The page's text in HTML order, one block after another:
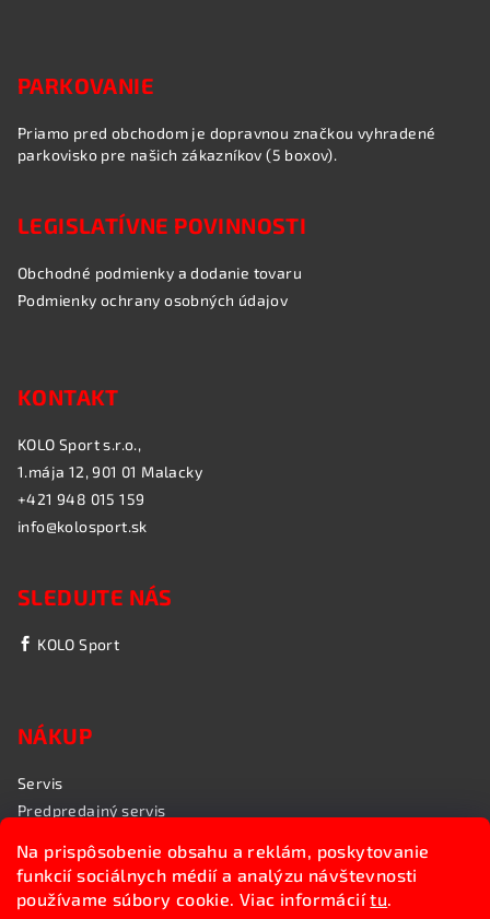
Na prispôsobenie obsahu a reklám, poskytovanie
funkcií sociálnych médií a analýzu návštevnosti
používame súbory cookie. Viac informáciítu.
PARKOVANIE
Priamo pred obchodom je dopravnou značkou vyhradené
parkovisko pre našich zákazníkov (5 boxov).
LEGISLATÍVNE POVINNOSTI
Obchodné podmienky a dodanie tovaru
Podmienky ochrany osobných údajov
KONTAKT
KOLO Sport s.r.o.,
1.mája 12, 901 01 Malacky
+421 948 015 159
info@kolosport.sk
SLEDUJTE NÁS
KOLO Sport
NÁKUP
Servis
Predpredajný servis
Rozvoz bicyklov
Poradenstvo